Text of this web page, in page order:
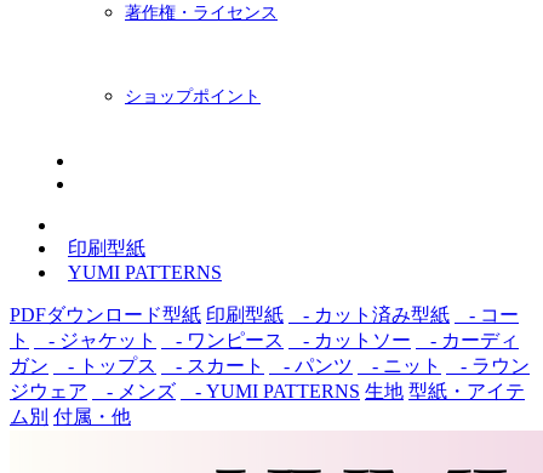
著作権・ライセンス
ショップポイント
印刷型紙
YUMI PATTERNS
PDFダウンロード型紙 印刷型紙 - カット済み型紙
- コー
ト
- ジャケット - ワンピース - カットソー
- カーディ
ガン
- トップス - スカート - パンツ - ニット
- ラウン
ジウェア
- メンズ - YUMI PATTERNS 生地 型紙・アイテ
ム別 付属・他